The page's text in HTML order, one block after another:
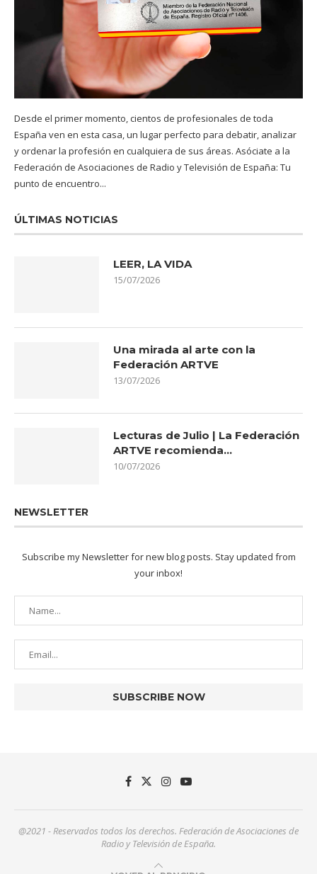
Desde el primer momento, cientos de profesionales de toda
España ven en esta casa, un lugar perfecto para debatir, analizar
y ordenar la profesión en cualquiera de sus áreas. Asóciate a la
Federación de Asociaciones de Radio y Televisión de España: Tu
punto de encuentro...
ÚLTIMAS NOTICIAS
LEER, LA VIDA
15/07/2026
Una mirada al arte con la
Federación ARTVE
13/07/2026
Lecturas de Julio | La Federación
ARTVE recomienda…
10/07/2026
NEWSLETTER
Subscribe my Newsletter for new blog posts. Stay updated from
your inbox!
@2021 - Reservados todos los derechos. Federación de Asociaciones de
Radio y Televisión de España.